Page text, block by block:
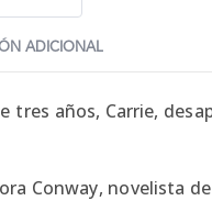
ADICIONAL
tres años, Carrie,
Conway, novelista